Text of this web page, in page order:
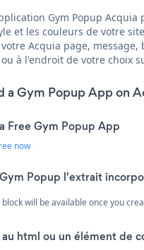
Gym Popup Acquia
et les couleurs de votre
votre Acquia page, message,
à l'endroit de votre choix
a Gym Popup App on
Free Gym Popup App
now
Popup l'extrait
block will be available once you
html ou un élément de